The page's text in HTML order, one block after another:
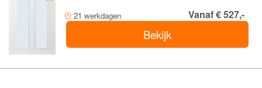
21 werkdagen Vanaf € 527,-
Bekijk